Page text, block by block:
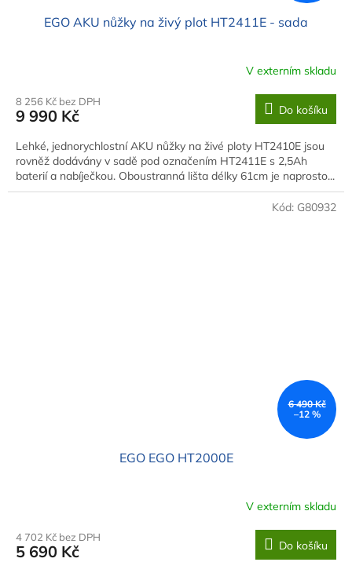
EGO AKU nůžky na živý plot HT2411E - sada
V externím skladu
8 256 Kč bez DPH
9 990 Kč Do košíku
Lehké, jednorychlostní AKU nůžky na živé ploty HT2410E jsou
rovněž dodávány v sadě pod označením HT2411E s 2,5Ah
baterií a nabíječkou. Oboustranná lišta délky 61cm je naprosto...
6 490 Kč
–12 %
EGO EGO HT2000E
V externím skladu
4 702 Kč bez DPH
5 690 Kč Do košíku
Kód: G80932